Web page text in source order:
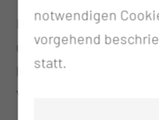
Laufen in der Natur
und Psyche und setzt
höheren
Vertrauen in den
notwendigen
vorgehend
statt.